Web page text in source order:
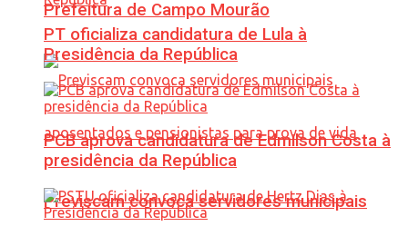
Prefeitura de Campo Mourão
Previscam convoca servidores municipais
PT oficializa candidatura de Lula à
Presidência da República
PCB aprova candidatura de Edmilson Costa à
presidência da República